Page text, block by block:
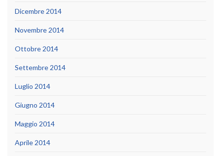
Dicembre 2014
Novembre 2014
Ottobre 2014
Settembre 2014
Luglio 2014
Giugno 2014
Maggio 2014
Aprile 2014